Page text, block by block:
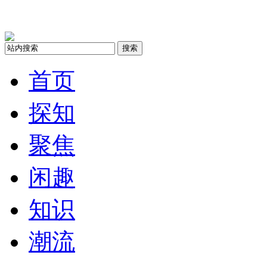
搜索
首页
探知
聚焦
闲趣
知识
潮流